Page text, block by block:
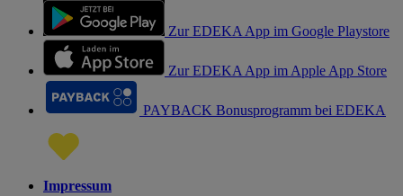
Zur EDEKA App im Google Playstore
Zur EDEKA App im Apple App Store
PAYBACK Bonusprogramm bei EDEKA
Impressum